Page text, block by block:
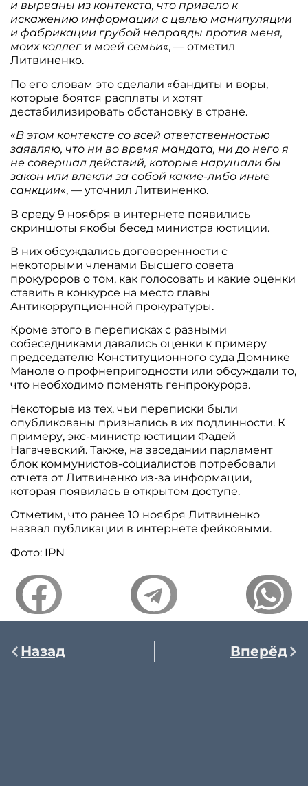
и вырваны из контекста, что привело к
искажению информации с целью манипуляции
и фабрикации грубой неправды против меня,
моих коллег и моей семьи«, — отметил
Литвиненко.
По его словам это сделали «бандиты и воры,
которые боятся расплаты и хотят
дестабилизировать обстановку в стране.
«В этом контексте со всей ответственностью
заявляю, что ни во время мандата, ни до него я
не совершал действий, которые нарушали бы
закон или влекли за собой какие-либо иные
санкции«, — уточнил Литвиненко.
В среду 9 ноября в интернете появились
скриншоты якобы бесед министра юстиции.
В них обсуждались договоренности с
некоторыми членами Высшего совета
прокуроров о том, как голосовать и какие оценки
ставить в конкурсе на место главы
Антикоррупционной прокуратуры.
Кроме этого в переписках с разными
собеседниками давались оценки к примеру
председателю Конституционного суда Домнике
Маноле о профнепригодности или обсуждали то,
что необходимо поменять генпрокурора.
Некоторые из тех, чьи переписки были
опубликованы признались в их подлинности. К
примеру, экс-министр юстиции Фадей
Нагачевский. Также, на заседании парламент
блок коммунистов-социалистов потребовали
отчета от Литвиненко из-за информации,
которая появилась в открытом доступе.
Отметим, что ранее 10 ноября Литвиненко
назвал публикации в интернете фейковыми.
Фото: IPN
Назад Вперёд